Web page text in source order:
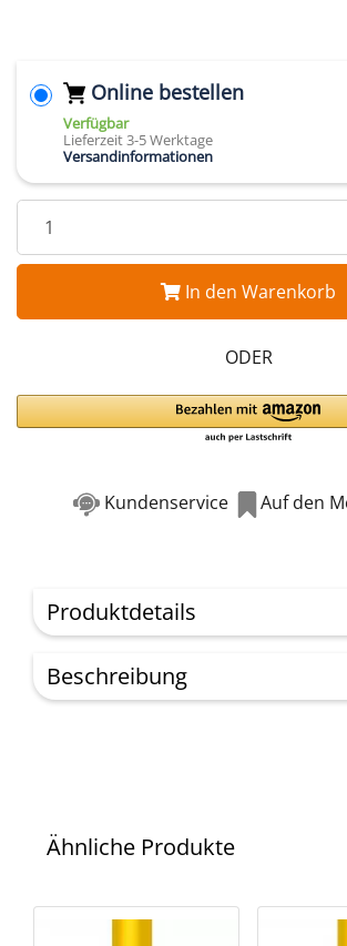
Online bestellen
Verfügbar
Lieferzeit 3-5 Werktage
Versandinformationen
In den Warenkorb
ODER
Kundenservice Auf den
Produktdetails
Beschreibung
Ähnliche Produkte